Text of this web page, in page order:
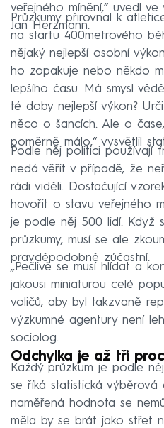
veřejného mínění,“ uvedl
Jan Herzmann.
Průzkumy přirovnal k
na startu 400metrového
nějaký nejlepší osobní
ho zopakuje nebo někdo
lepšího času. Má smysl
té doby nejlepší výkon?
něco o šancích. Ale o
poměrně málo,“ vysvětlil
Podle něj politici používají
nedá věřit v případě, že
rádi viděli. Dostačující
hovořit o stavu veřejného
je podle něj 500 lidí. Když
průzkumy, musí se ale
pravděpodobně zúčastní.
„Pečlivě se musí hlídat a
jakousi miniaturou celé
voličů, aby byl takzvaně
výzkumné agentury není
sociolog.
Odchylka je až tři
Každý průzkum je podle
se říká statistická výběrová
naměřená hodnota se
měla by se brát jako střet